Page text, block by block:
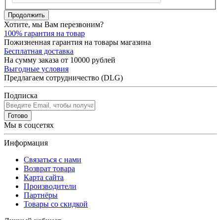
Продолжить
Хотите, мы Вам перезвоним?
100% гарантия на товар
Пожизненная гарантия на товары магазина
Бесплатная доставка
На сумму заказа от 10000 рублей
Выгодные условия
Предлагаем сотрудничество (DLG)
Подписка
Готово
Мы в соцсетях
Информация
Связаться с нами
Возврат товара
Карта сайта
Производители
Партнёры
Товары со скидкой